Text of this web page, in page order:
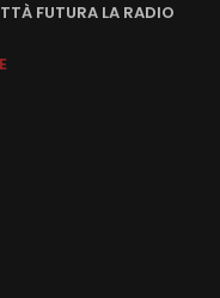
FUTURA LA RADIO